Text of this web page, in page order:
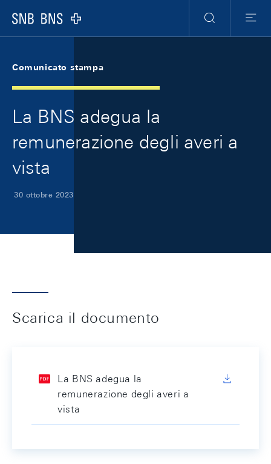
Logo
Ricerca
Menu
Comunicato stampa
La BNS adegua la
remunerazione degli averi a
vista
30 ottobre 2023
Scarica il documento
La BNS adegua la
remunerazione degli averi a
vista